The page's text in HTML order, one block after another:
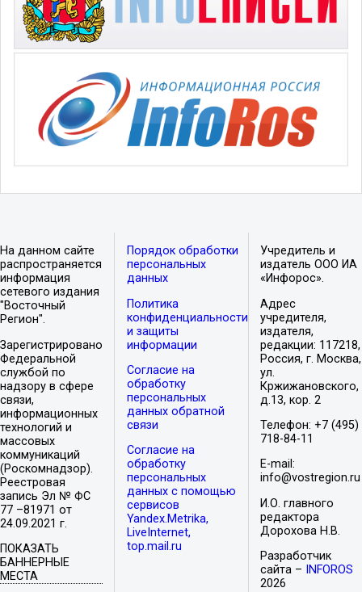
На данном сайте
распространяется
информация
сетевого издания
"Восточный
Регион".
Зарегистрировано
Федеральной
службой по
надзору в сфере
связи,
информационных
технологий и
массовых
коммуникаций
(Роскомнадзор).
Реестровая
запись Эл № ФС
77 –81971 от
24.09.2021 г.
ПОКАЗАТЬ
БАННЕРНЫЕ
МЕСТА
Порядок обработки
персональных
данных
Политика
конфиденциальности
и защиты
информации
Согласие на
обработку
персональных
данных обратной
связи
Согласие на
обработку
персональных
данных с помощью
сервисов
Yandex.Metrika,
LiveInternet,
top.mail.ru
Учредитель и
издатель ООО ИА
«Инфорос».
Адрес
учредителя,
издателя,
редакции: 117218,
Россия, г. Москва,
ул.
Кржижановского,
д.13, кор. 2
Телефон: +7 (495)
718-84-11
E-mail:
info@vostregion.ru
И.О. главного
редактора
Дорохова Н.В.
Разработчик
сайта –
INFOROS
2026